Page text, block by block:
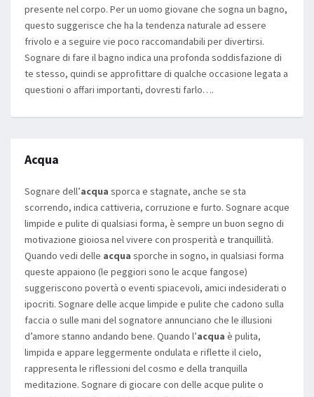
presente nel corpo. Per un uomo giovane che sogna un bagno,
questo suggerisce che ha la tendenza naturale ad essere
frivolo e a seguire vie poco raccomandabili per divertirsi.
Sognare di fare il bagno indica una profonda soddisfazione di
te stesso, quindi se approfittare di qualche occasione legata a
questioni o affari importanti, dovresti farlo….
Acqua
Sognare dell’acqua sporca e stagnate, anche se sta
scorrendo, indica cattiveria, corruzione e furto. Sognare acque
limpide e pulite di qualsiasi forma, è sempre un buon segno di
motivazione gioiosa nel vivere con prosperità e tranquillità.
Quando vedi delle acqua sporche in sogno, in qualsiasi forma
queste appaiono (le peggiori sono le acque fangose)
suggeriscono povertà o eventi spiacevoli, amici indesiderati o
ipocriti. Sognare delle acque limpide e pulite che cadono sulla
faccia o sulle mani del sognatore annunciano che le illusioni
d’amore stanno andando bene. Quando l’acqua è pulita,
limpida e appare leggermente ondulata e riflette il cielo,
rappresenta le riflessioni del cosmo e della tranquilla
meditazione. Sognare di giocare con delle acque pulite o